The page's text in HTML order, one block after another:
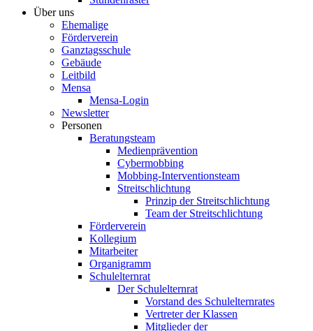
Über uns
Ehemalige
Förderverein
Ganztagsschule
Gebäude
Leitbild
Mensa
Mensa-Login
Newsletter
Personen
Beratungsteam
Medienprävention
Cybermobbing
Mobbing-Interventionsteam
Streitschlichtung
Prinzip der Streitschlichtung
Team der Streitschlichtung
Förderverein
Kollegium
Mitarbeiter
Organigramm
Schulelternrat
Der Schulelternrat
Vorstand des Schulelternrates
Vertreter der Klassen
Mitglieder der